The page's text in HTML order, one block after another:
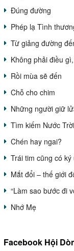
Đúng đường
Phép lạ Tình
Từ giảng đường
Không phải điều
Rồi mùa sẽ đến
Chỗ cho chim
Những người giữ
Tìm kiếm Nước Trời
Chén hay ngai?
Trái tim cũng có ký
Mắt đổi – thế giới
“Làm sao bước đi
Nhớ Mẹ
Facebook Hội